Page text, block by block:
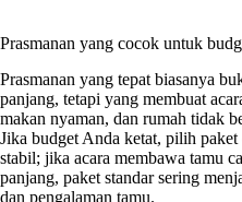
Prasmanan yang cocok untuk
Prasmanan yang tepat biasanya
panjang, tetapi yang membuat
makan nyaman, dan rumah tidak
Jika budget Anda ketat, pilih
stabil; jika acara membawa tamu
panjang, paket standar sering
dan pengalaman tamu.